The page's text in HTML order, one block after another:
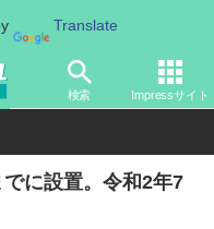
Translate
検索 Impressサイト
州
に設置。令和2年7